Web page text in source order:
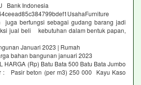
Bank Indonesia
juga berfungsi sebagai gudang barang jadi
jual beli kebutuhan dalam bentuk papan,
Januari 2023 | Rumah
bahan bangunan januari 2023
(Rp) Batu Bata 500 Batu Bata Jumbo
: Pasir beton (per m3) 250 000 Kayu Kaso